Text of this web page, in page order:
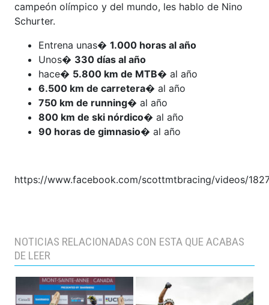
campeón olímpico y del mundo, les hablo de Nino
Schurter.
Entrena unas� 1.000 horas al año
Unos� 330 días al año
hace� 5.800 km de MTB� al año
6.500 km de carretera� al año
750 km de running� al año
800 km de ski nórdico� al año
90 horas de gimnasio� al año
https://www.facebook.com/scottmtbracing/videos/
NOTICIAS RELACIONADAS CON ESTA QUE ACABAS
DE LEER